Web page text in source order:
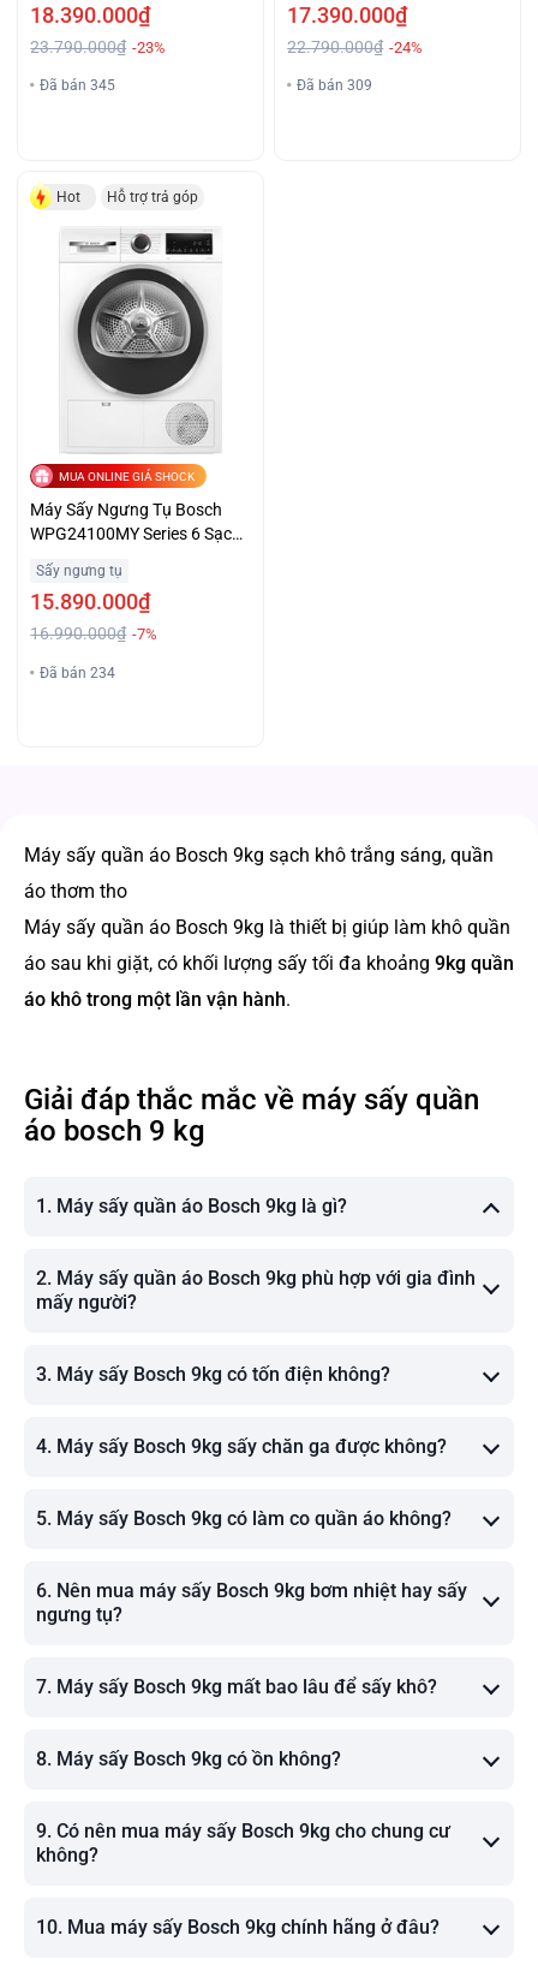
18.390.000₫
23.790.000₫ -23%
Đã bán 345
17.390.000₫
22.790.000₫ -24%
Đã bán 309
Hot Hỗ trợ trả góp
MUA ONLINE GIÁ SHOCK
Máy Sấy Ngưng Tụ Bosch
WPG24100MY Series 6 Sạch
Khô Giá Tốt
Sấy ngưng tụ
15.890.000₫
16.990.000₫ -7%
Đã bán 234
Máy sấy quần áo Bosch 9kg sạch khô trắng sáng, quần
áo thơm tho
Máy sấy quần áo Bosch 9kg là thiết bị giúp làm khô quần
áo sau khi giặt, có khối lượng sấy tối đa khoảng 9kg quần
áo khô trong một lần vận hành.
Giải đáp thắc mắc về máy sấy quần
áo bosch 9 kg
1. Máy sấy quần áo Bosch 9kg là gì?
2. Máy sấy quần áo Bosch 9kg phù hợp với gia đình
mấy người?
3. Máy sấy Bosch 9kg có tốn điện không?
4. Máy sấy Bosch 9kg sấy chăn ga được không?
5. Máy sấy Bosch 9kg có làm co quần áo không?
6. Nên mua máy sấy Bosch 9kg bơm nhiệt hay sấy
ngưng tụ?
7. Máy sấy Bosch 9kg mất bao lâu để sấy khô?
8. Máy sấy Bosch 9kg có ồn không?
9. Có nên mua máy sấy Bosch 9kg cho chung cư
không?
10. Mua máy sấy Bosch 9kg chính hãng ở đâu?